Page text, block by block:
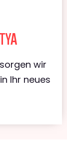
wir
Ihr neues